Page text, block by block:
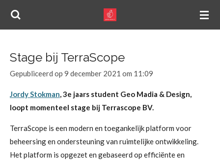
Ga
hoofdinhoud
Stage bij TerraScope
Gepubliceerd op 9 december 2021 om 11:09
Jordy Stokman, 3e jaars student Geo Madia & Design,
loopt momenteel stage bij Terrascope BV.
TerraScope is een modern en toegankelijk platform voor
beheersing en ondersteuning van ruimtelijke ontwikkeling.
Het platform is opgezet en gebaseerd op efficiënte en